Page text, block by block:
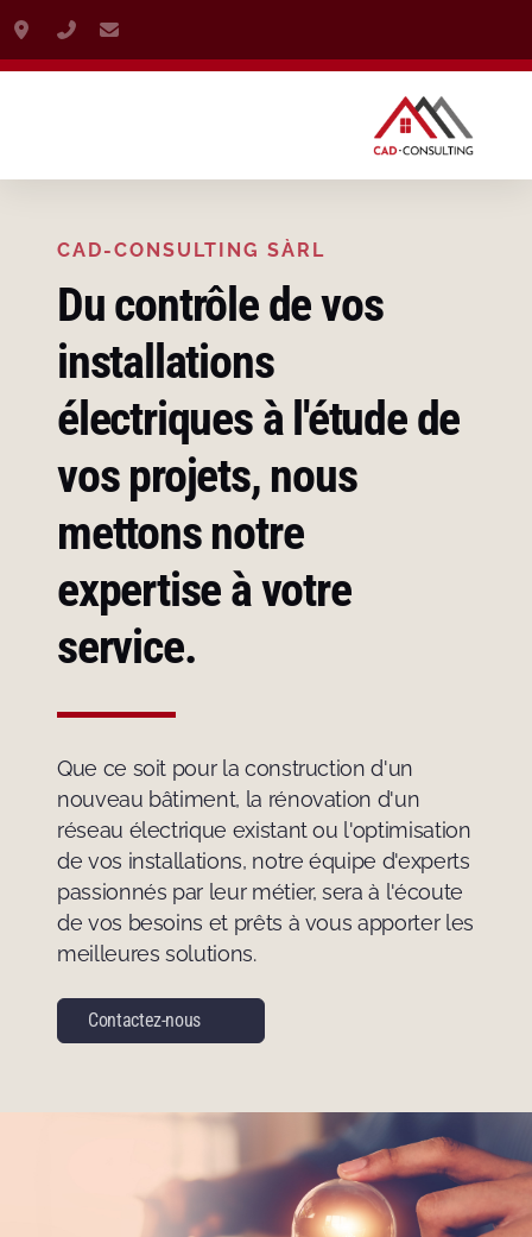
Route Z.I. La Vulpillière 61A, 1070 Puidoux
+41 76 384 40 76
CAD-CONSULTING SÀRL
Du contrôle de vos
installations
électriques à l'étude de
vos projets, nous
mettons notre
expertise à votre
service.
Que ce soit pour la construction d'un
nouveau bâtiment, la rénovation d'un
réseau électrique existant ou l'optimisation
de vos installations, notre équipe d'experts
passionnés par leur métier, sera à l'écoute
de vos besoins et prêts à vous apporter les
meilleures solutions.
Contactez-nous